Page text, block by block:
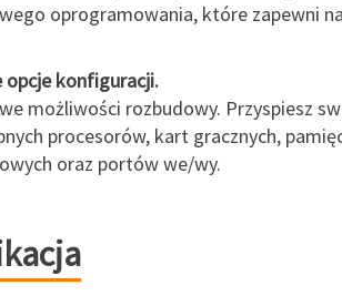
oprogramowania, które zapewni
opcje konfiguracji.
możliwości rozbudowy. Przyspiesz
procesorów, kart gracznych,
oraz portów we/wy.